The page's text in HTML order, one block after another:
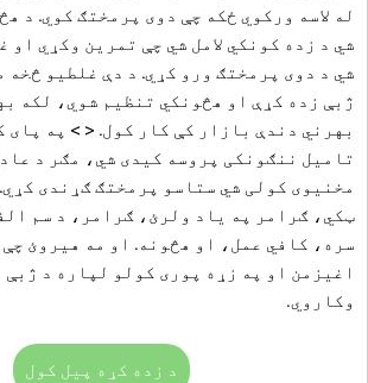
له لاسه ورکوي ځکه چې دوی پرمختګ کوي. د
شي د زده کونکي لامل شي چې تمرین وکړي او
شي د دوی پرمختګ ورو کړي. د دې غلطیو څخه
ژبې زده کړې او هڅونکي تنظیم شوي، لکه
بهرني دندې بازار کې کار کول. < > په پای
تامیل ننګونکی پروسه کیدی شي، مګر د
مخنیوی کولی شي ستاسو پرمختګ ګړندی
ټکي، ګرامر په یاد ولرئ، ګرامر، د سم
سره، کافي عمل، او هڅونه. او مه هیروئ
اغیزمن او په زړه پوری کولو لپاره د ژبې
وکاروي.
د زده کړه پیل کول